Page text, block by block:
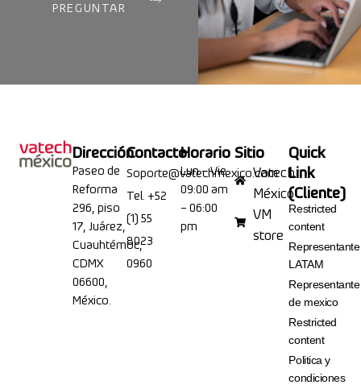
PREGUNTAR
Dirección
Paseo de
Reforma
296, piso
17, Juárez,
Cuauhtémoc,
CDMX
06600,
México.
Contacto
Soporte@vatechmexico.com
Tel. +52
(1) 55
8023
0960
Horario
Lun – Vie
09:00 am
– 06:00
pm
Sitio
Vatech
México
VM
store
Quick
Link
(Cliente)
Restricted
content
Representante
LATAM
Representante
de mexico
Restricted
content
Politica y
condiciones